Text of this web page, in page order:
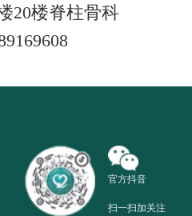
20楼脊柱骨科
官方抖音
扫一扫加关注